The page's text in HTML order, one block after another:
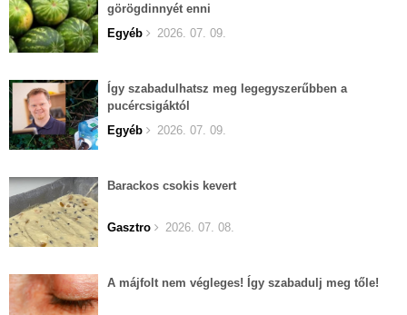
görögdinnyét enni
Egyéb
2026. 07. 09.
Így szabadulhatsz meg legegyszerűbben a
pucércsigáktól
Egyéb
2026. 07. 09.
Barackos csokis kevert
Gasztro 2026. 07. 08.
A májfolt nem végleges! Így szabadulj meg tőle!